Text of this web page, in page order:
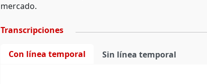
mercado.
Transcripciones
Con línea temporal Sin línea temporal